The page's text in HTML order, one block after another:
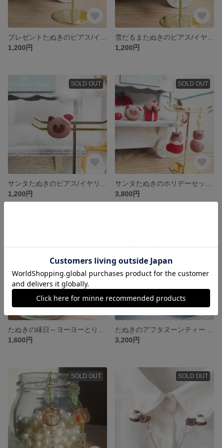
1,200円
1,200円
SOLD OUT
1,200円
SOLD OUT
3,800円
1,600円
3,200円
SOLD OUT SOLD OUT